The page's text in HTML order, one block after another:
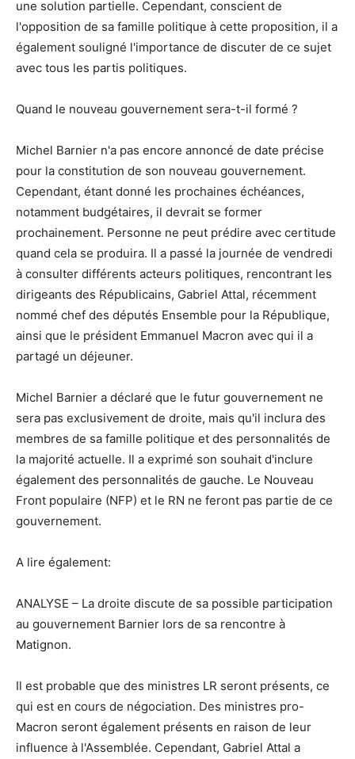
une solution partielle. Cependant, conscient de
l'opposition de sa famille politique à cette proposition, il a
également souligné l'importance de discuter de ce sujet
avec tous les partis politiques.
Quand le nouveau gouvernement sera-t-il formé ?
Michel Barnier n'a pas encore annoncé de date précise
pour la constitution de son nouveau gouvernement.
Cependant, étant donné les prochaines échéances,
notamment budgétaires, il devrait se former
prochainement. Personne ne peut prédire avec certitude
quand cela se produira. Il a passé la journée de vendredi
à consulter différents acteurs politiques, rencontrant les
dirigeants des Républicains, Gabriel Attal, récemment
nommé chef des députés Ensemble pour la République,
ainsi que le président Emmanuel Macron avec qui il a
partagé un déjeuner.
Michel Barnier a déclaré que le futur gouvernement ne
sera pas exclusivement de droite, mais qu'il inclura des
membres de sa famille politique et des personnalités de
la majorité actuelle. Il a exprimé son souhait d'inclure
également des personnalités de gauche. Le Nouveau
Front populaire (NFP) et le RN ne feront pas partie de ce
gouvernement.
A lire également:
ANALYSE – La droite discute de sa possible participation
au gouvernement Barnier lors de sa rencontre à
Matignon.
Il est probable que des ministres LR seront présents, ce
qui est en cours de négociation. Des ministres pro-
Macron seront également présents en raison de leur
influence à l'Assemblée. Cependant, Gabriel Attal a